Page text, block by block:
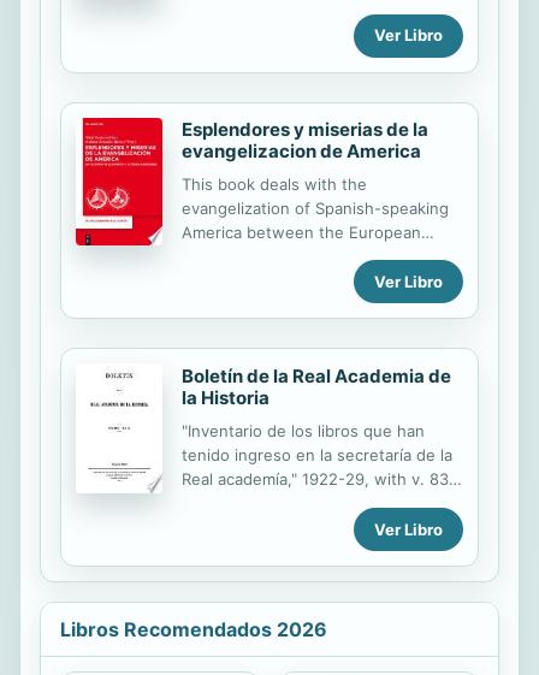
Blas de Lezo, que contaba con un
soldado español por cada diez
ingleses? O que Malaspina...
como fue la del añorado analista
Ver Libro
Esplendores y miserias de la
evangelizacion de America
This book deals with the
evangelization of Spanish-speaking
America between the European
conquest and independence. The
study investigates the concepts and
strategies of catechesis, the general
national politics as well as the
prerequisites and conditions on the
part of the Indians. New and specific
forms of mutual understanding, of
mediation and resistance developed
through the transfer of European
area and through the contact of
cultures and religions. These new
forms evolved beyond the sphere of
Ver Libro
Boletín de la Real Academia de
la Historia
"Inventario de los libros que han
tenido ingreso en la secretaría de la
Real academía," 1922-29, with v. 83,
Ver Libro
Libros Recomendados 2026